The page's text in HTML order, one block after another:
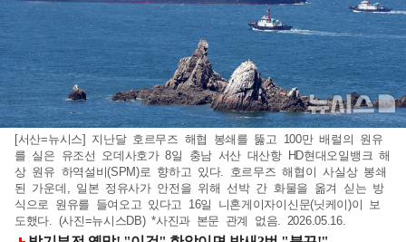
[서산=뉴시스] 지난달 호르무즈 해협 봉쇄를 뚫고 100만 배럴의 원유
를 실은 유조선 오데사호가 8일 충남 서산 대산항 HD현대오일뱅크 해
상 원유 하역설비(SPM)로 향하고 있다. 호르무즈 해협이 사실상 봉쇄
된 가운데, 일본 정유사가 안전을 위해 선박 간 화물을 옮겨 싣는 방
식으로 원유를 들여오고 있다고 16일 니혼게이자이신문(닛케이)이 보
도했다. (사진=뉴시스DB) *사진과 본문 관계 없음. 2026.05.16.